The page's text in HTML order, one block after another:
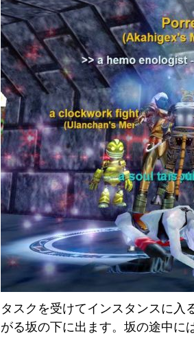
タスクを受けてインスタンスに入
がる坂の下に出ます。坂の途中に